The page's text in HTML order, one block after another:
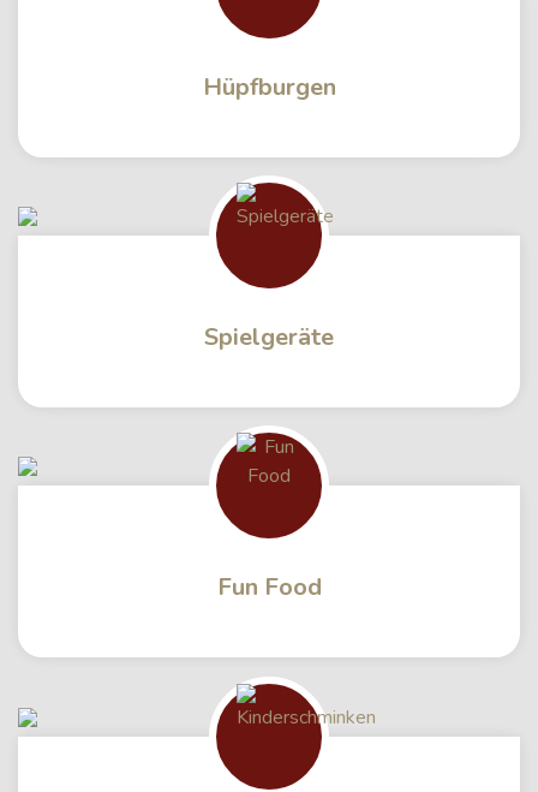
Hüpfburgen
Spielgeräte
Fun Food